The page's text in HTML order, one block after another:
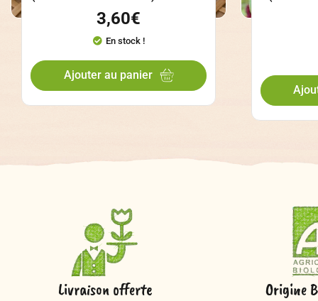
3,60€
En stock !
Ajouter au panier
Livraison offerte Origine